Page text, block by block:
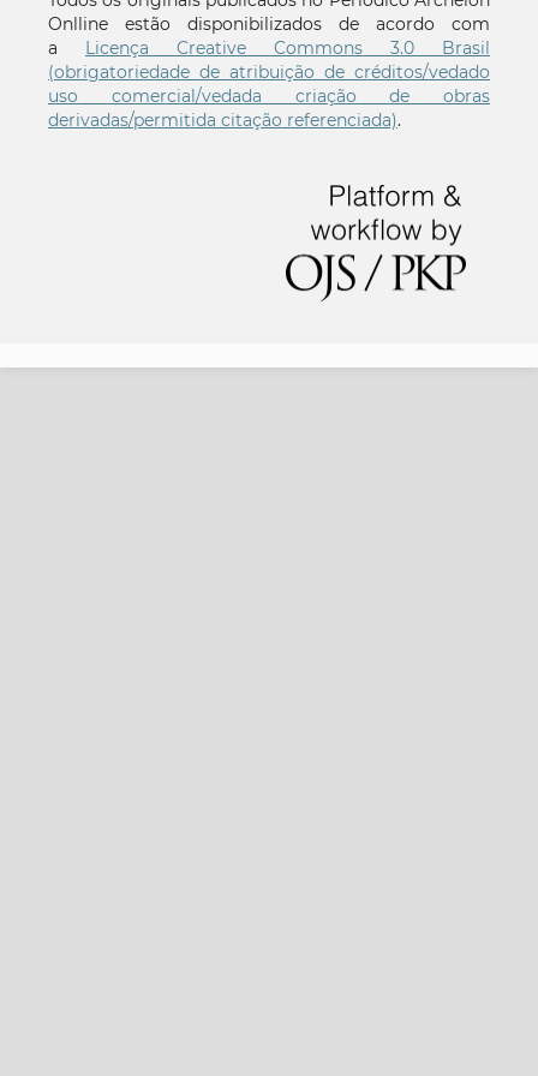
Onlline estão disponibilizados de acordo com
a Licença Creative Commons 3.0 Brasil
(obrigatoriedade de atribuição de créditos/vedado
uso comercial/vedada criação de obras
derivadas/permitida citação referenciada).